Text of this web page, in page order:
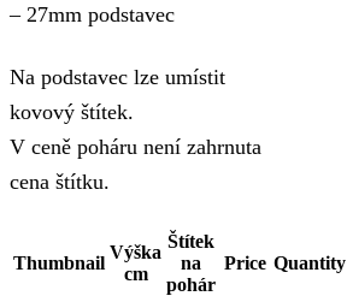
– 27mm podstavec
Na podstavec lze umístit
kovový štítek.
V ceně poháru není zahrnuta
cena štítku.
Thumbnail
Výška
cm
Štítek
na
pohár
Price Quantity